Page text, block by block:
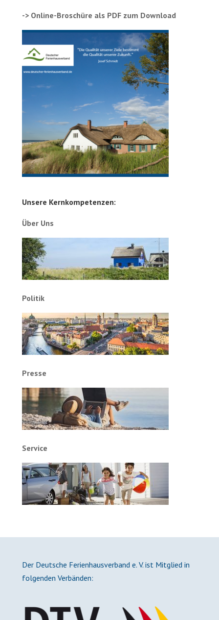
-> Online-Broschüre als PDF zum Download
Unsere Kernkompetenzen:
Über Uns
Politik
Presse
Service
Der Deutsche Ferienhausverband e. V. ist Mitglied in
folgenden Verbänden: